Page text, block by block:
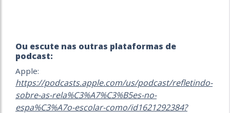
Ou escute nas outras plataformas de
podcast:
Apple:
https://podcasts.apple.com/us/podcast/refletindo-
sobre-as-rela%C3%A7%C3%B5es-no-
espa%C3%A7o-escolar-como/id1621292384?